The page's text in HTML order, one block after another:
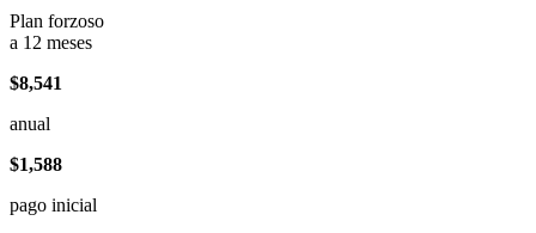
Plan forzoso
a 12 meses
$8,541
anual
$1,588
pago inicial